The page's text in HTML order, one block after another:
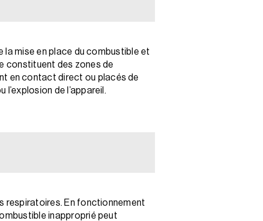
la mise en place du combustible et
constituent des zones de
en contact direct ou placés de
de l’appareil.
respiratoires. En fonctionnement
inapproprié peut